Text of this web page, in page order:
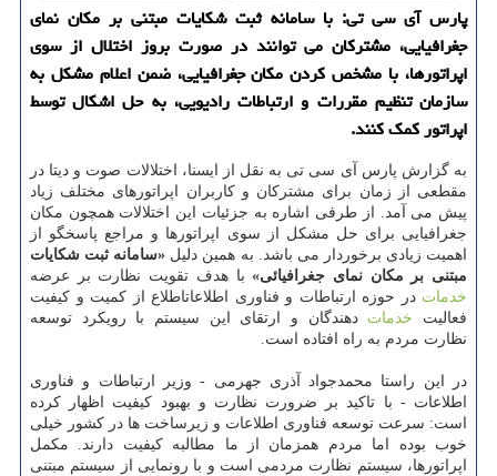
پارس آی سی تی: با سامانه ثبت شكایات مبتنی بر مكان نمای
جغرافیایی، مشتركان می توانند در صورت بروز اختلال از سوی
اپراتورها، با مشخص كردن مكان جغرافیایی، ضمن اعلام مشكل به
سازمان تنظیم مقررات و ارتباطات رادیویی، به حل اشكال توسط
اپراتور كمك كنند.
به گزارش پارس آی سی تی به نقل از ایسنا، اختلالات صوت و دیتا در
مقطعی از زمان برای مشتركان و كاربران اپراتورهای مختلف زیاد
پیش می آمد. از طرفی اشاره به جزئیات این اختلالات همچون مكان
جغرافیایی برای حل مشكل از سوی اپراتورها و مراجع پاسخگو از
اهمیت زیادی برخوردار می باشد. به همین دلیل «سامانه ثبت شكایات
مبتنی بر مكان نمای جغرافیائی»با هدف تقویت نظارت بر عرضه
خدمات در حوزه ارتباطات و فناوری اطلاعاتاطلاع از كمیت و كیفیت
فعالیت خدمات دهندگان و ارتقای این سیستم با رویكرد توسعه
نظارت مردم به راه افتاده است.
در این راستا محمدجواد آذری جهرمی - وزیر ارتباطات و فناوری
اطلاعات - با تاكید بر ضرورت نظارت و بهبود كیفیت اظهار كرده
است: سرعت توسعه فناوری اطلاعات و زیرساخت ها در كشور خیلی
خوب بوده اما مردم همزمان از ما مطالبه كیفیت دارند. مكمل
اپراتورها، سیستم نظارت مردمی است و با رونمایی از سیستم مبتنی